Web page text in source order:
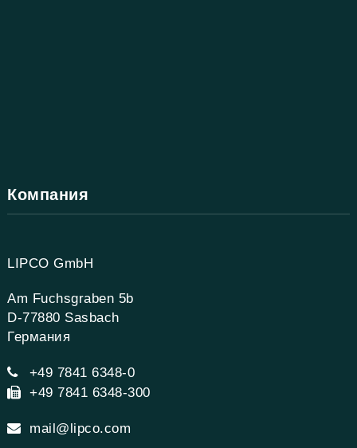
Компания
LIPCO GmbH
Am Fuchsgraben 5b
D-77880 Sasbach
Германия
+49 7841 6348-0
+49 7841 6348-300
mail@lipco.com